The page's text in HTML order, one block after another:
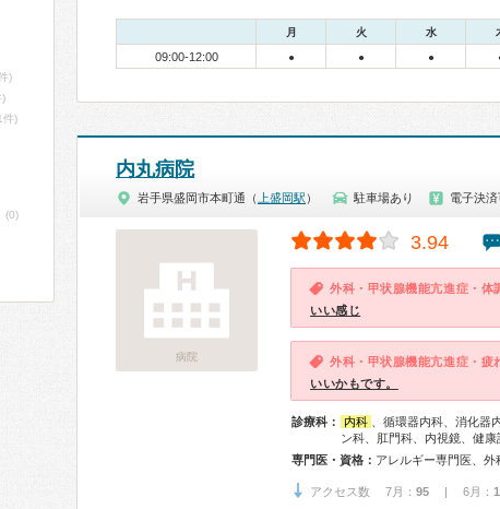
月 火 水
09:00-12:00 ● ● ●
内丸病院
岩手県盛岡市本町通（ 上盛岡駅 ） 駐車場あり 電子決済
病院
3.94
外科・甲状腺機能亢進症・体
いい感じ
外科・甲状腺機能亢進症・疲
いいかもです。
診療科： 内科
、循環器内科、消化器
ン科、肛門科、内視鏡、健康
専門医・資格：
アクセス数 7月： 95 | 6月：
)
)
件)
(0)